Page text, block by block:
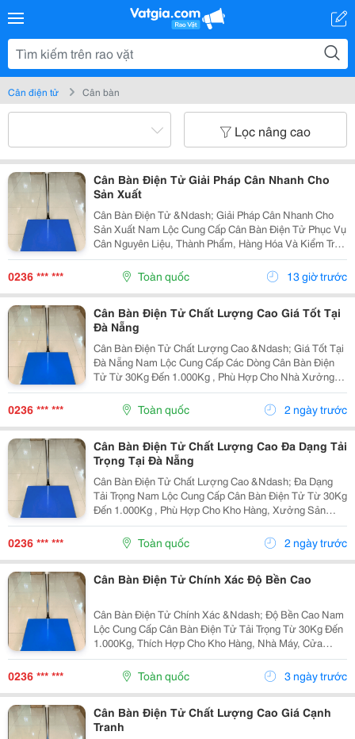
Cân điện tử Cân bàn
Lọc nâng cao
Cân Bàn Điện Tử Giải Pháp Cân Nhanh Cho
Sản Xuất
Cân Bàn Điện Tử &Ndash; Giải Pháp Cân Nhanh Cho
Sản Xuất Nam Lộc Cung Cấp Cân Bàn Điện Tử Phục Vụ
Cân Nguyên Liệu, Thành Phẩm, Hàng Hóa Và Kiểm Tra
Trọng Lượng Trong Quá Trình Sản Xuất. Với Thiết Kế
Gọn, Dễ Sử Dụng Và Nhiều Mức Tải Trọng, Cân Bàn...
0236 *** *** Toàn quốc 13 giờ trước
Cân Bàn Điện Tử Chất Lượng Cao Giá Tốt Tại
Đà Nẵng
Cân Bàn Điện Tử Chất Lượng Cao &Ndash; Giá Tốt Tại
Đà Nẵng Nam Lộc Cung Cấp Các Dòng Cân Bàn Điện
Tử Từ 30Kg Đến 1.000Kg , Phù Hợp Cho Nhà Xưởng,
Kho Hàng, Siêu Thị Và Cửa Hàng Kinh Doanh. Đặc
Thép...
0236 *** *** Toàn quốc 2 ngày trước
Cân Bàn Điện Tử Chất Lượng Cao Đa Dạng Tải
Trọng Tại Đà Nẵng
Cân Bàn Điện Tử Chất Lượng Cao &Ndash; Đa Dạng
Tải Trọng Nam Lộc Cung Cấp Cân Bàn Điện Tử Từ 30Kg
Đến 1.000Kg , Phù Hợp Cho Kho Hàng, Xưởng Sản
Xuất, Siêu Thị, Cửa Hàng Và Doanh Nghiệp. Ưu Điểm
Nổi Bật ✔️ Kết Quả Cân Nhanh Và Chính Xác. ✔️ Mặt...
0236 *** *** Toàn quốc 2 ngày trước
Cân Bàn Điện Tử Chính Xác Độ Bền Cao
Cân Bàn Điện Tử Chính Xác &Ndash; Độ Bền Cao Nam
Lộc Cung Cấp Cân Bàn Điện Tử Tải Trọng Từ 30Kg Đến
1.000Kg, Thích Hợp Cho Kho Hàng, Nhà Máy, Cửa
Hàng Và Xưởng Sản Xuất. Ưu Điểm Khung Thép Chắc
Chắn. Mặt Bàn Inox Hoặc Thép Sơn Tĩnh Điện. ...
0236 *** *** Toàn quốc 3 ngày trước
Cân Bàn Điện Tử Chất Lượng Cao Giá Cạnh
Tranh